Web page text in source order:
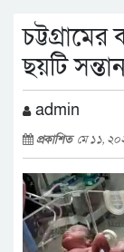
ছয়টি
admin
প্রকাশিত মে ১১,